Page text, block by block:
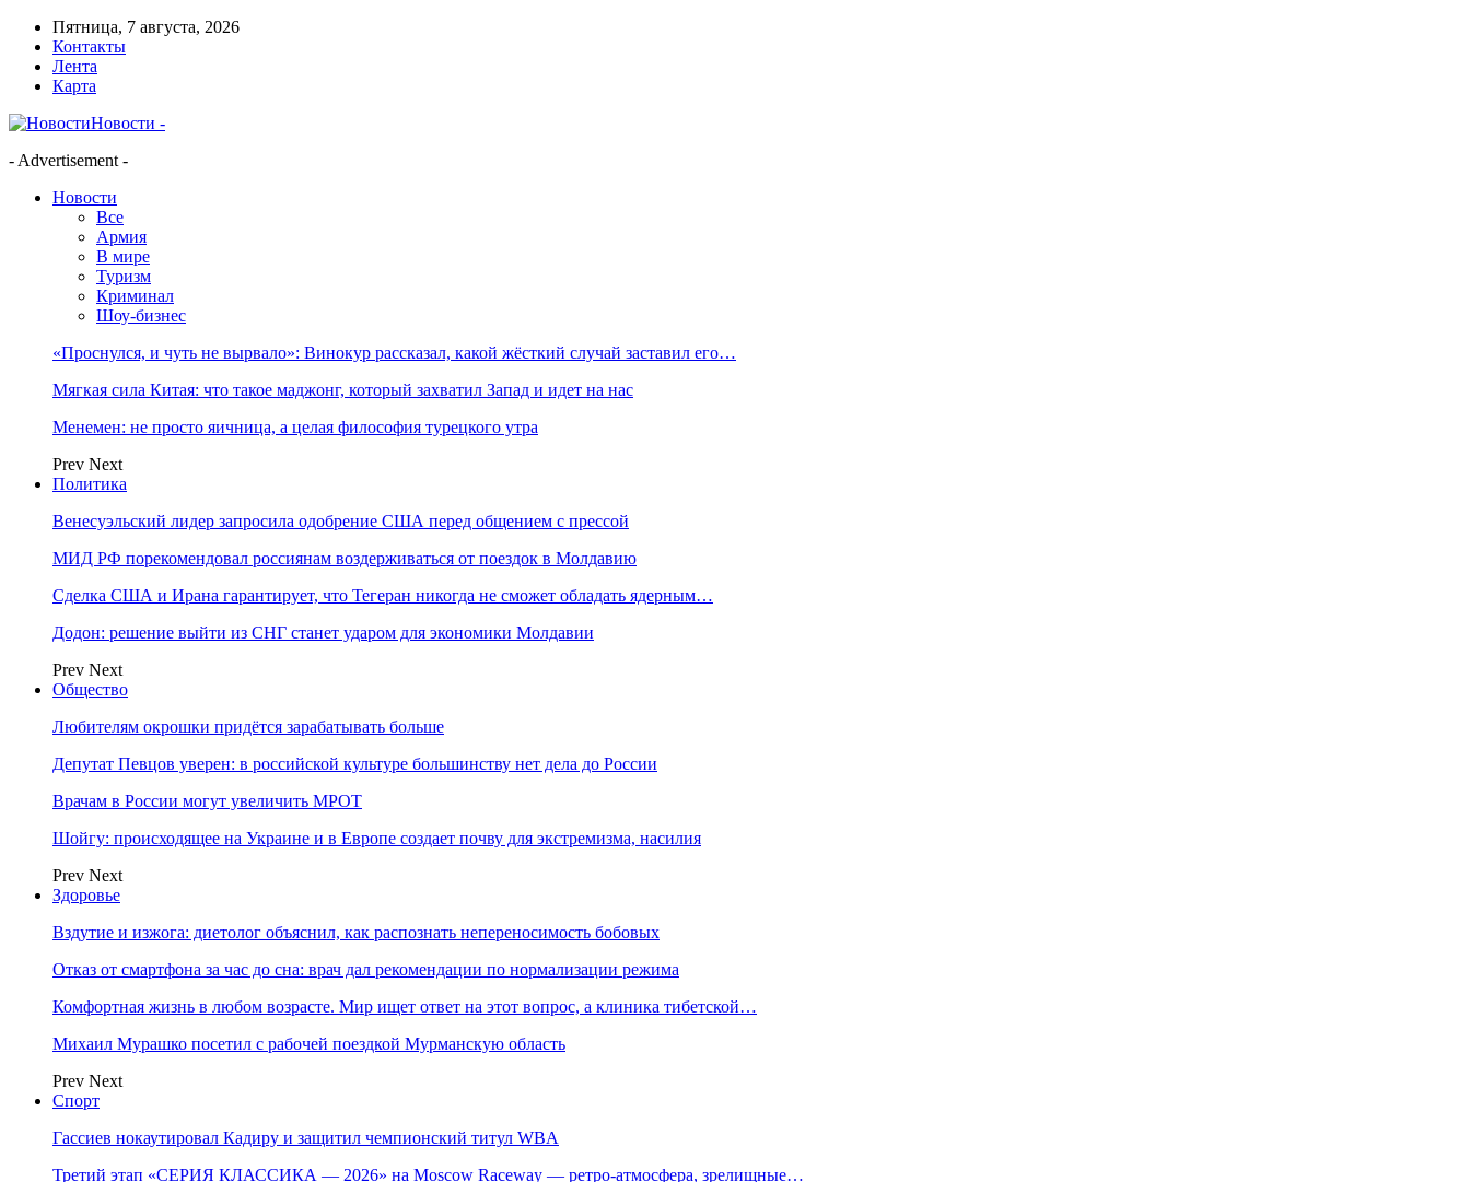
Пятница, 7 августа, 2026
Контакты
Лента
Карта
Новости -
- Advertisement -
Новости
Все
Армия
В мире
Туризм
Криминал
Шоу-бизнес
«Проснулся, и чуть не вырвало»: Винокур рассказал, какой жёсткий случай заставил его…
Мягкая сила Китая: что такое маджонг, который захватил Запад и идет на нас
Менемен: не просто яичница, а целая философия турецкого утра
Prev Next
Политика
Венесуэльский лидер запросила одобрение США перед общением с прессой
МИД РФ порекомендовал россиянам воздерживаться от поездок в Молдавию
Сделка США и Ирана гарантирует, что Тегеран никогда не сможет обладать ядерным…
Додон: решение выйти из СНГ станет ударом для экономики Молдавии
Prev Next
Общество
Любителям окрошки придётся зарабатывать больше
Депутат Певцов уверен: в российской культуре большинству нет дела до России
Врачам в России могут увеличить МРОТ
Шойгу: происходящее на Украине и в Европе создает почву для экстремизма, насилия
Prev Next
Здоровье
Вздутие и изжога: диетолог объяснил, как распознать непереносимость бобовых
Отказ от смартфона за час до сна: врач дал рекомендации по нормализации режима
Комфортная жизнь в любом возрасте. Мир ищет ответ на этот вопрос, а клиника тибетской…
Михаил Мурашко посетил с рабочей поездкой Мурманскую область
Prev Next
Спорт
Гассиев нокаутировал Кадиру и защитил чемпионский титул WBA
Третий этап «СЕРИЯ КЛАССИКА — 2026» на Moscow Raceway — ретро‑атмосфера, зрелищные…